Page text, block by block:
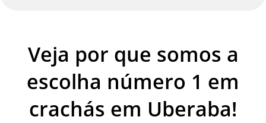
Veja por que somos a
escolha número 1 em
crachás em Uberaba!